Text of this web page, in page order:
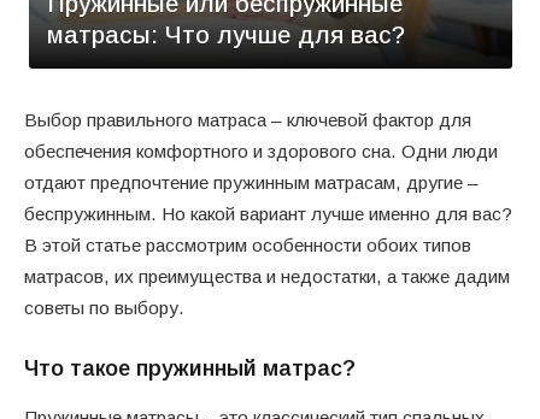
матрасы: Что лучше для вас?
Выбор правильного матраса – ключевой фактор для
обеспечения комфортного и здорового сна. Одни люди
отдают предпочтение пружинным матрасам, другие –
беспружинным. Но какой вариант лучше именно для вас?
В этой статье рассмотрим особенности обоих типов
матрасов, их преимущества и недостатки, а также дадим
советы по выбору.
Что такое пружинный матрас?